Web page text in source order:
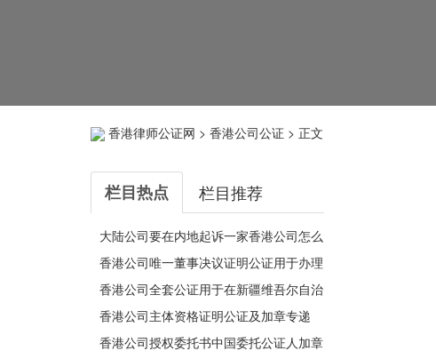
香港律师公证网 > 香港公司公证 > 正文
栏目热点 栏目推荐
大陆公司要在内地起诉一家香港公司怎么
办理其主体资格证明公证？
香港公司唯一董事决议证明公证用于办理
变更深圳公司有权签字人
香港公司全套公证用于在新疆维吾尔自治
区阿克苏市办理收购股权
香港公司主体资格证明公证及加章专递
香港公司授权委托书中国委托公证人加章